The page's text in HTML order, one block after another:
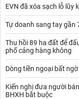
EVN đã xóa sạch lỗ lũy
Tự doanh sang tay gần
Thu hồi 89 ha đất để
phố cảng hàng không
Dòng tiền ngoại bất
Kiến nghị đưa người
BHXH bắt buộc